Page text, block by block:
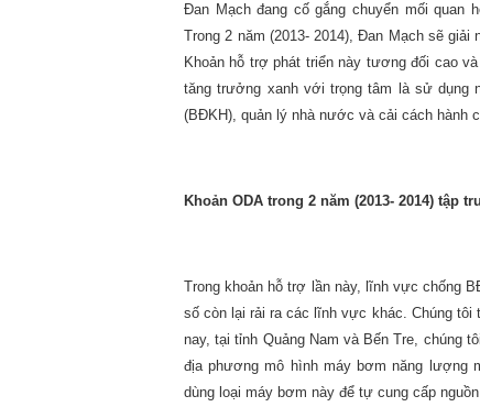
Đan Mạch đang cố gắng chuyển mối
Trong 2 năm (2013- 2014), Đan Mạch sẽ
Khoản hỗ trợ phát triển này tương đối cao
tăng trưởng xanh với trọng tâm là sử dụng
(BĐKH), quản lý nhà nước và cải cách hành
Khoản ODA trong 2 năm (2013- 2014) tập
Trong khoản hỗ trợ lần này, lĩnh vực chống
số còn lại rải ra các lĩnh vực khác. Chúng
nay, tại tỉnh Quảng Nam và Bến Tre, chúng
địa phương mô hình máy bơm năng lượng
dùng loại máy bơm này để tự cung cấp